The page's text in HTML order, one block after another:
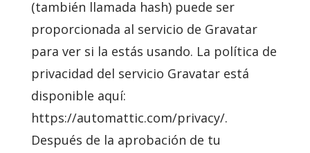
(también llamada hash) puede ser
proporcionada al servicio de Gravatar
para ver si la estás usando. La política de
privacidad del servicio Gravatar está
disponible aquí:
https://automattic.com/privacy/.
Después de la aprobación de tu